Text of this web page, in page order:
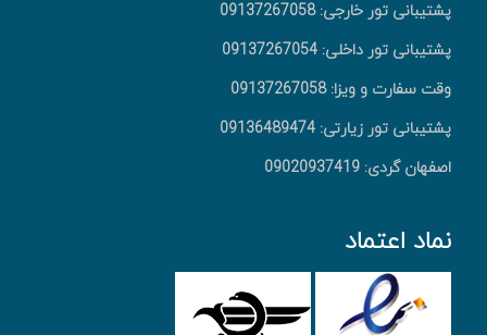
پشتیبانی تور خارجی: 09137267058
پشتیبانی تور داخلی: 09137267054
وقت سفارت و ویزا: 09137267058
پشتیبانی تور زیارتی: 09136489474
اصفهان گردی: 09020937419
نماد اعتماد